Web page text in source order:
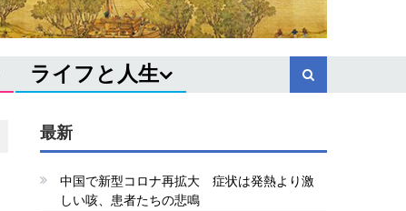
ライフと人生
最新
中国で新型コロナ再拡大 症状は発熱より激
しい咳、患者たちの悲鳴